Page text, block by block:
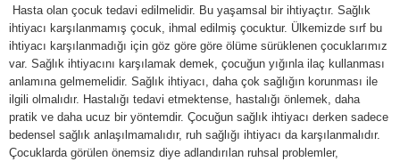
Hasta olan çocuk tedavi edilmelidir. Bu yaşamsal bir ihtiyaçtır. Sağlık
ihtiyacı karşılanmamış çocuk, ihmal edilmiş çocuktur. Ülkemizde sırf bu
ihtiyacı karşılanmadığı için göz göre göre ölüme sürüklenen çocuklarımız
var. Sağlık ihtiyacını karşılamak demek, çocuğun yığınla ilaç kullanması
anlamına gelmemelidir. Sağlık ihtiyacı, daha çok sağlığın korunması ile
ilgili olmalıdır. Hastalığı tedavi etmektense, hastalığı önlemek, daha
pratik ve daha ucuz bir yöntemdir. Çocuğun sağlık ihtiyacı derken sadece
bedensel sağlık anlaşılmamalıdır, ruh sağlığı ihtiyacı da karşılanmalıdır.
Çocuklarda görülen önemsiz diye adlandırılan ruhsal problemler,